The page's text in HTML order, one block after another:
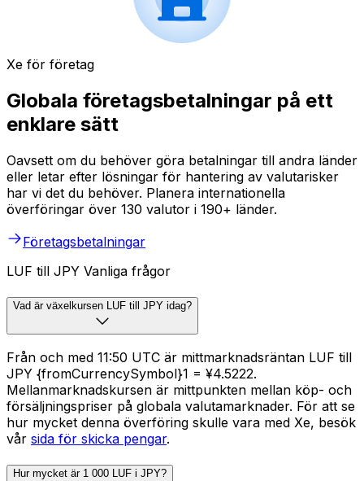
Xe för företag
Globala företagsbetalningar på ett
enklare sätt
Oavsett om du behöver göra betalningar till andra länder
eller letar efter lösningar för hantering av valutarisker
har vi det du behöver. Planera internationella
överföringar över 130 valutor i 190+ länder.
Företagsbetalningar
LUF till JPY Vanliga frågor
Vad är växelkursen LUF till JPY idag?
Från och med 11:50 UTC är mittmarknadsräntan LUF till
JPY {fromCurrencySymbol}1 = ¥4.5222.
Mellanmarknadskursen är mittpunkten mellan köp- och
försäljningspriser på globala valutamarknader. För att se
hur mycket denna överföring skulle vara med Xe, besök
vår sida för skicka pengar.
Hur mycket är 1 000 LUF i JPY?